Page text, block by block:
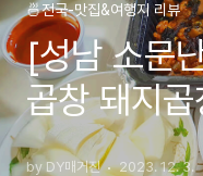
🍜전국-맛집&여행지 리뷰
[성남 소문
곱창 돼지
어본 후기
by DY매거진 2023. 12. 3.